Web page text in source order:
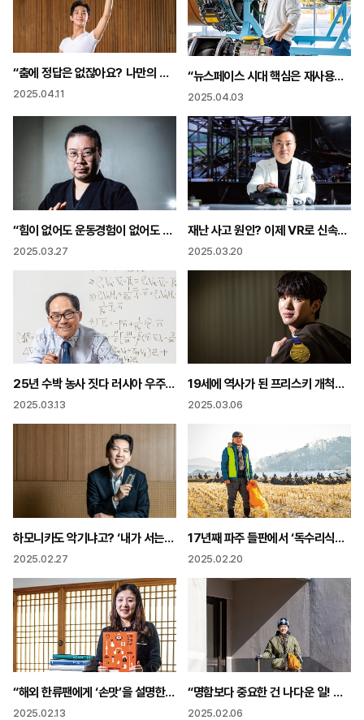
“춤에 정답은 없잖아요? 나만의 색깔로 오래도록 무대 지킬래요”
2025.04.11
“뉴스페이스 시대 핵심은 재사용발사체 개발 5년 내 가능하다”
2025.04.03
“힘이 없어도 운동경험이 없어도 간단한 동작으로 내 몸 지킬 수 있다”
2025.03.27
재난 사고 원인? 이제 VR로 신속하고 정확하게 밝힌다
2025.03.20
25년 수박 농사 짓다 러시아 우주공학 박사로 “배우고 싶은 것이 아직도 많아요”
2025.03.13
19세에 역사가 된 프리스키 개척자 “슬로프는 나의 무대”
2025.03.06
하모니카도 악기냐고? ‘내가 서는 곳이 무대’ 불모의 땅 개척 “천상의 소리 들어보세요”
2025.02.27
17년째 파주 들판에서 ‘독수리식당’ 영업 “멸종위기 동물 구하는 일이 사람 살리는 길
2025.02.20
“해외 한류팬에게 ‘손맛’을 설명한다면? 우리도 잘 몰랐던 한류의 모든 것 담았다”
2025.02.13
“명함보다 중요한 건 나다운 일! 육체노동 견디며 ‘나’를 세웠다”
2025.02.06